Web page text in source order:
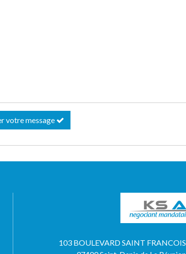
votre message
103 BOULEVARD SAINT FRANCOIS